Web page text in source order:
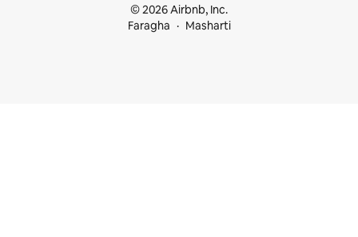
© 2026 Airbnb, Inc.
Faragha
Masharti